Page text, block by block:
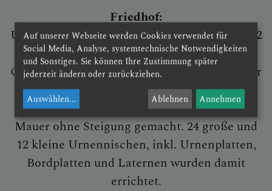
SEELSORGETEAM
Friedhof:
Um die Kirche herum befindet sich der 223 m2
große Pfarrfriedhof. Dieser hat derzeit 84
Grabstellen. 2019 wurde eine Steinwurfsmauer
errichtet, 2022 wurde das Fundament im
Einfahrtsbereich zum alten Friedhof eine
Mauer ohne Steigung gemacht. 24 große und
12 kleine Urnennischen, inkl. Urnenplatten,
Bordplatten und Laternen wurden damit
errichtet.
Auf unserer Webseite werden Cookies verwendet für
Social Media, Analyse, systemtechnische Notwendigkeiten
und Sonstiges. Sie können Ihre Zustimmung später
jederzeit ändern oder zurückziehen.
Auswählen... Ablehnen Annehmen